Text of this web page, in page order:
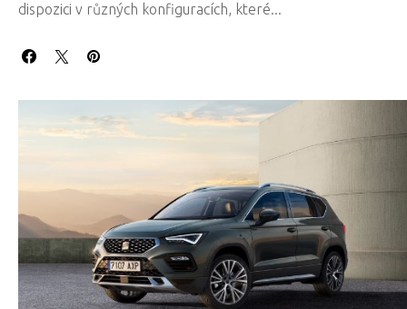
dispozici v různých konfiguracích, které...